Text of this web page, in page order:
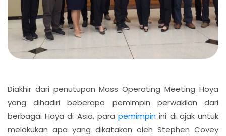
Diakhir dari penutupan Mass Operating Meeting Hoya
yang dihadiri beberapa pemimpin perwakilan dari
berbagai Hoya di Asia, parapemimpin ini di ajak untuk
melakukan apa yang dikatakan oleh Stephen Covey